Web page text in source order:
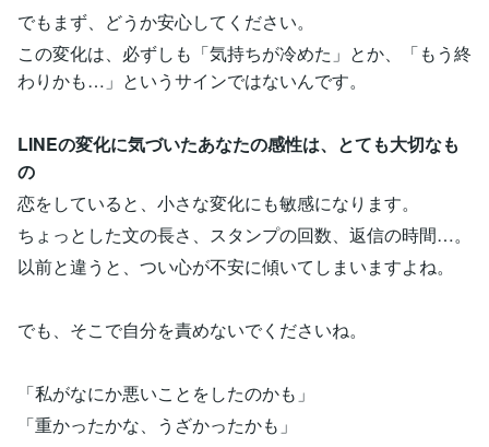
でもまず、どうか安心してください。
この変化は、必ずしも「気持ちが冷めた」とか、「もう終
わりかも…」というサインではないんです。
LINEの変化に気づいたあなたの感性は、とても大切なも
の
恋をしていると、小さな変化にも敏感になります。
ちょっとした文の長さ、スタンプの回数、返信の時間…。
以前と違うと、つい心が不安に傾いてしまいますよね。
でも、そこで自分を責めないでくださいね。
「私がなにか悪いことをしたのかも」
「重かったかな、うざかったかも」